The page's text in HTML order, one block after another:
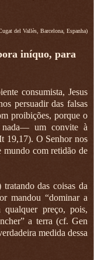
del Vallès, Barcelona, Espanha)
iníquo, para
consumista, Jesus
persuadir das falsas
proibições, porque o
nada— um convite à
19,17). O Senhor nos
mundo com retidão de
das coisas da
mandou “dominar a
preço, pois,
a terra (cf. Gen
medida dessa